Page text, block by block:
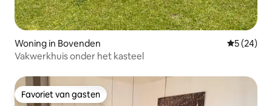
Woning in Bovenden
5 (24)
Vakwerkhuis onder het kasteel
Favoriet van gasten
Favoriet van gasten